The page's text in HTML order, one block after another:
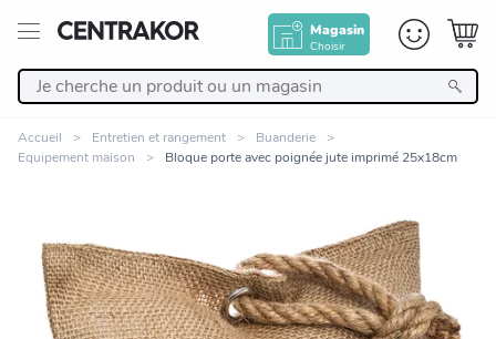
Magasin
Choisir
Décoration
Linge de maison
Accueil Entretien et rangement
Buanderie
Equipement maison
Bloque porte avec poignée jute imprimé 25x18cm